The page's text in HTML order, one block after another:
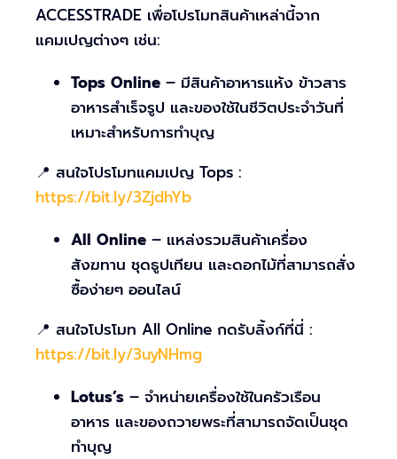
ACCESSTRADE เพื่อโปรโมทสินค้าเหล่านี้จาก
แคมเปญต่างๆ เช่น:
Tops Online – มีสินค้าอาหารแห้ง ข้าวสาร
อาหารสำเร็จรูป และของใช้ในชีวิตประจำวันที่
เหมาะสำหรับการทำบุญ
📍 สนใจโปรโมทแคมเปญ Tops :
https://bit.ly/3ZjdhYb
All Online – แหล่งรวมสินค้าเครื่อง
สังฆทาน ชุดธูปเทียน และดอกไม้ที่สามารถสั่ง
ซื้อง่ายๆ ออนไลน์
📍 สนใจโปรโมท All Online กดรับลิ้งก์ที่นี่ :
https://bit.ly/3uyNHmg
Lotus’s – จำหน่ายเครื่องใช้ในครัวเรือน
อาหาร และของถวายพระที่สามารถจัดเป็นชุด
ทำบุญ